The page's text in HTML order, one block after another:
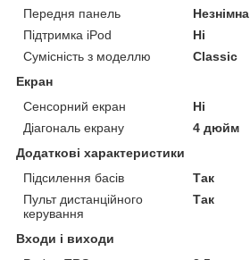
Передня панель
Незнімна
Підтримка iPod
Ні
Сумісність з моделлю
Classic
Екран
Сенсорний екран
Ні
Діагональ екрану
4 дюйм
Додаткові характеристики
Підсилення басів
Так
Пульт дистанційного
керування
Так
Входи і виходи